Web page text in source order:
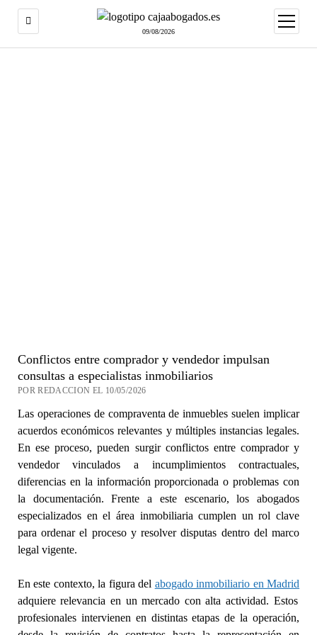
09/08/2026
abrir
menú
Conflictos entre comprador y vendedor impulsan
consultas a especialistas inmobiliarios
POR REDACCION EL 10/05/2026
Las operaciones de compraventa de inmuebles suelen implicar
acuerdos económicos relevantes y múltiples instancias legales.
En ese proceso, pueden surgir conflictos entre comprador y
vendedor vinculados a incumplimientos contractuales,
diferencias en la información proporcionada o problemas con
la documentación. Frente a este escenario, los abogados
especializados en el área inmobiliaria cumplen un rol clave
para ordenar el proceso y resolver disputas dentro del marco
legal vigente.
En este contexto, la figura del abogado inmobiliario en Madrid
adquiere relevancia en un mercado con alta actividad. Estos
profesionales intervienen en distintas etapas de la operación,